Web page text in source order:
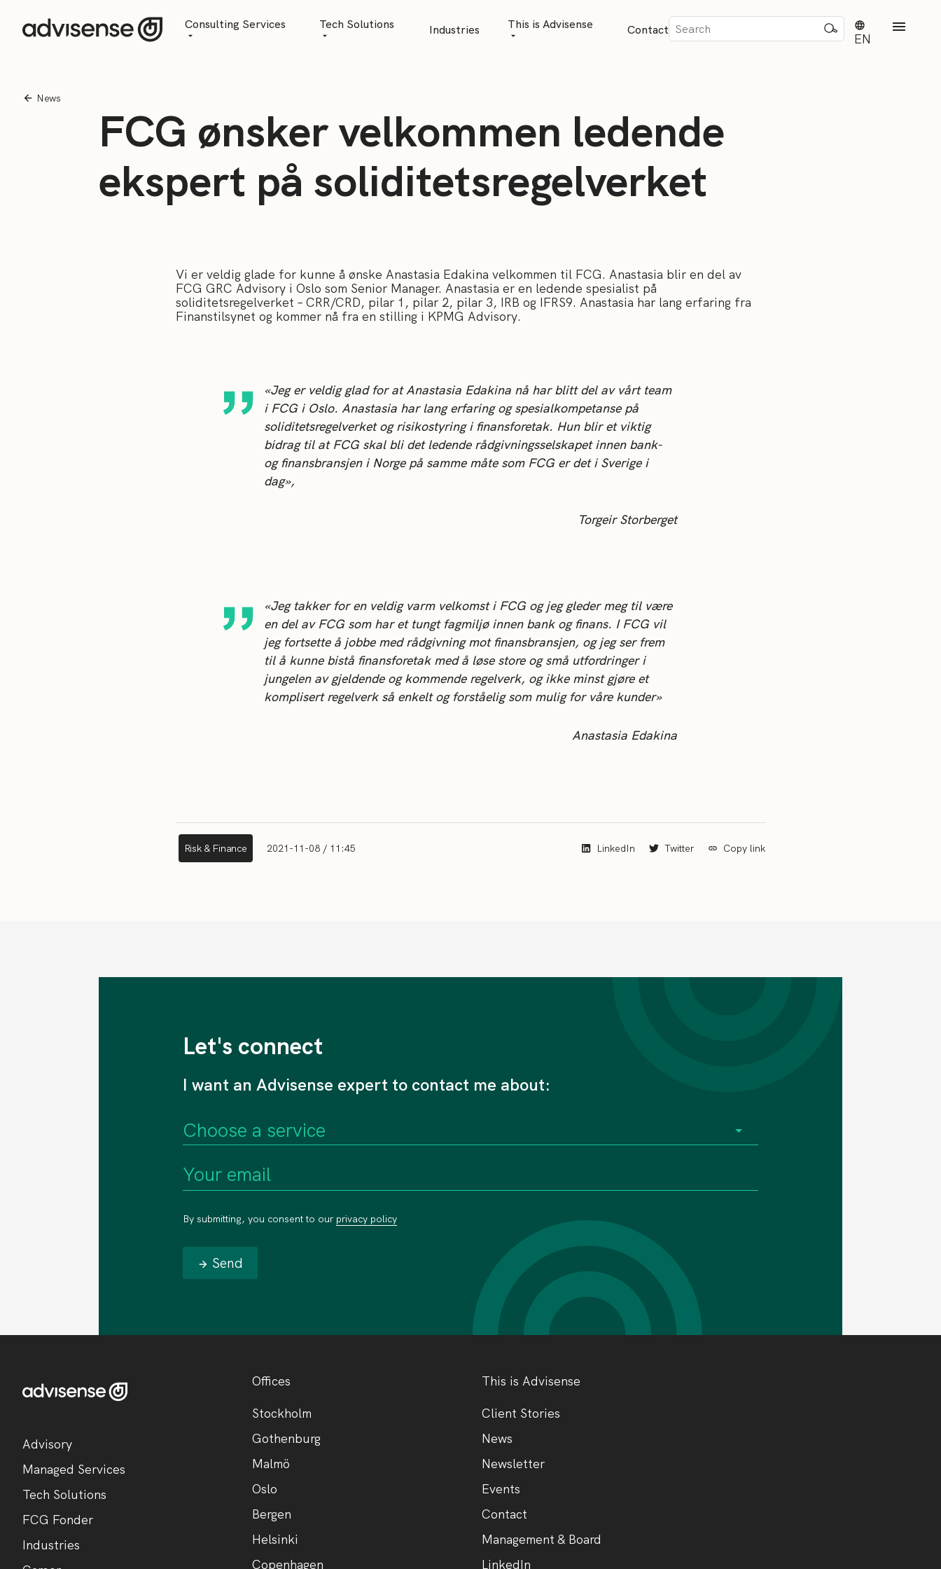
Consulting Services
Managed Services
Tech Solutions
Risk Management
Industries This is Advisense
News
Management & Board
ContactSök
efter:
EN
News
FCG ønsker velkommen ledende
ekspert på soliditetsregelverket
Vi er veldig glade for kunne å ønske Anastasia Edakina velkommen til FCG. Anastasia blir en del av
FCG GRC Advisory i Oslo som Senior Manager. Anastasia er en ledende spesialist på
soliditetsregelverket – CRR/CRD, pilar 1, pilar 2, pilar 3, IRB og IFRS9. Anastasia har lang erfaring fra
Finanstilsynet og kommer nå fra en stilling i KPMG Advisory.
«Jeg er veldig glad for at Anastasia Edakina nå har blitt del av vårt team
i FCG i Oslo. Anastasia har lang erfaring og spesialkompetanse på
soliditetsregelverket og risikostyring i finansforetak. Hun blir et viktig
bidrag til at FCG skal bli det ledende rådgivningsselskapet innen bank-
og finansbransjen i Norge på samme måte som FCG er det i Sverige i
dag»,
Torgeir Storberget
«Jeg takker for en veldig varm velkomst i FCG og jeg gleder meg til være
en del av FCG som har et tungt fagmiljø innen bank og finans. I FCG vil
jeg fortsette å jobbe med rådgivning mot finansbransjen, og jeg ser frem
til å kunne bistå finansforetak med å løse store og små utfordringer i
jungelen av gjeldende og kommende regelverk, og ikke minst gjøre et
komplisert regelverk så enkelt og forståelig som mulig for våre kunder»
Anastasia Edakina
Risk & Finance 2021-11-08 / 11:45 LinkedIn Twitter Copy link
Let's connect
I want an Advisense expert to contact me about:
By submitting, you consent to our privacy policy
Send
Advisory
Managed Services
Tech Solutions
FCG Fonder
Industries
Offices
Stockholm
Gothenburg
Malmö
Oslo
Bergen
Helsinki
Copenhagen
This is Advisense
Client Stories
News
Newsletter
Events
Contact
Management & Board
LinkedIn